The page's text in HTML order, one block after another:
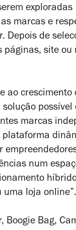
marcas e
Depois de
site ou
ao crescimento
marcas
plataforma
num
uma loja online”.
Bag,